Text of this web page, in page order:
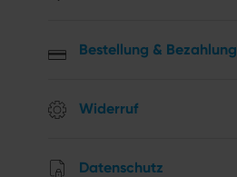
Bestellung & Bezahlung
Widerruf
Datenschutz